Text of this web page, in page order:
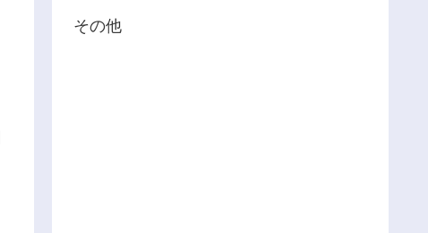
その他